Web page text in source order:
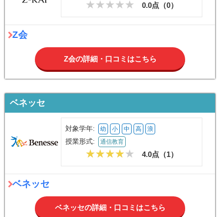
0.0点（0）
Z会
Z会の詳細・口コミはこちら
ベネッセ
対象学年: 幼 小 中 高 浪
授業形式: 通信教育
4.0点（1）
ベネッセ
ベネッセの詳細・口コミはこちら